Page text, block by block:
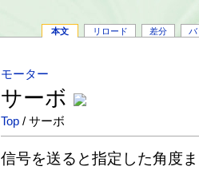
本文 リロード 差分 バ
モーター
サーボ
Top / サーボ
信号を送ると指定した角度